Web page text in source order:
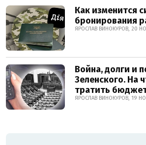
Как изменится
бронирования
ЯРОСЛАВ ВИНОКУРОВ, 20
Война, долги и
Зеленского. На
тратить
ЯРОСЛАВ ВИНОКУРОВ, 19